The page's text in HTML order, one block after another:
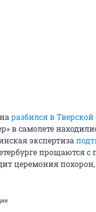
разбился в Тверской
в самолете
экспертиза
прощаются
церемония похорон,